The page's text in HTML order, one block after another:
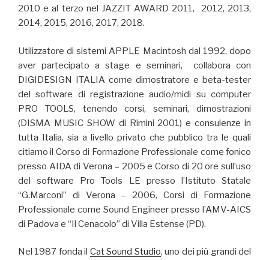
2010 e al terzo nel JAZZIT AWARD 2011, 2012, 2013,
2014, 2015, 2016, 2017, 2018.
Utilizzatore di sistemi APPLE Macintosh dal 1992, dopo
aver partecipato a stage e seminari, collabora con
DIGIDESIGN ITALIA come dimostratore e beta-tester
del software di registrazione audio/midi su computer
PRO TOOLS, tenendo corsi, seminari, dimostrazioni
(DISMA MUSIC SHOW di Rimini 2001) e consulenze in
tutta Italia, sia a livello privato che pubblico tra le quali
citiamo il Corso di Formazione Professionale come fonico
presso AIDA di Verona – 2005 e Corso di 20 ore sull’uso
del software Pro Tools LE presso l’Istituto Statale
“G.Marconi” di Verona – 2006, Corsi di Formazione
Professionale come Sound Engineer presso l’AMV-AICS
di Padova e “Il Cenacolo” di Villa Estense (PD).
Nel 1987 fonda il Cat Sound Studio, uno dei più grandi del